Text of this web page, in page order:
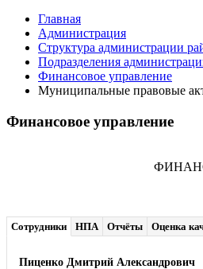
Главная
Администрация
Структура администрации
Подразделения
Финансовое управление
Муниципальные правовые
Финансовое управление
Сотрудники НПА Отчёты Оценка
Пиценко Дмитрий Александрович